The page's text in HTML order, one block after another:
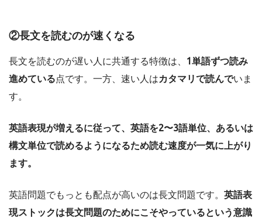
②長文を読むのが速くなる
長文を読むのが遅い人に共通する特徴は、 1単語ずつ読み
進めている点です。一方、速い人はカタマリで読んでいま
す。
英語表現が増えるに従って、英語を2〜3語単位、あるいは
構文単位で読めるようになるため読む速度が一気に 上がり
ます。
英語問題でもっとも配点が高いのは長文問題です。 英語表
現ストックは長文問題のためにこそやっているという意識